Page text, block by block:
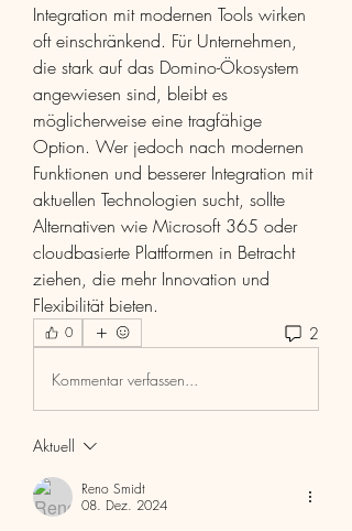
Integration mit modernen Tools wirken
oft einschränkend. Für Unternehmen,
die stark auf das Domino-Ökosystem
angewiesen sind, bleibt es
möglicherweise eine tragfähige
Option. Wer jedoch nach modernen
Funktionen und besserer Integration mit
aktuellen Technologien sucht, sollte
Alternativen wie Microsoft 365 oder
cloudbasierte Plattformen in Betracht
ziehen, die mehr Innovation und
Flexibilität bieten.
0 2
Kommentar verfassen...
Aktuell
Reno Smidt
08. Dez. 2024